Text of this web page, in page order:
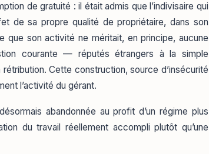
de gratuité : il était admis que l’indivisaire qui
de sa propre qualité de propriétaire, dans son
que son activité ne méritait, en principe, aucune
courante — réputés étrangers à la simple
Cette construction, source d’insécurité
l’activité du gérant.
abandonnée au profit d’un régime plus
du travail réellement accompli plutôt qu’une